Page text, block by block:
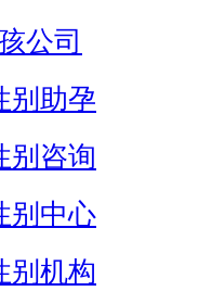
公司
别助孕
别咨询
别中心
别机构